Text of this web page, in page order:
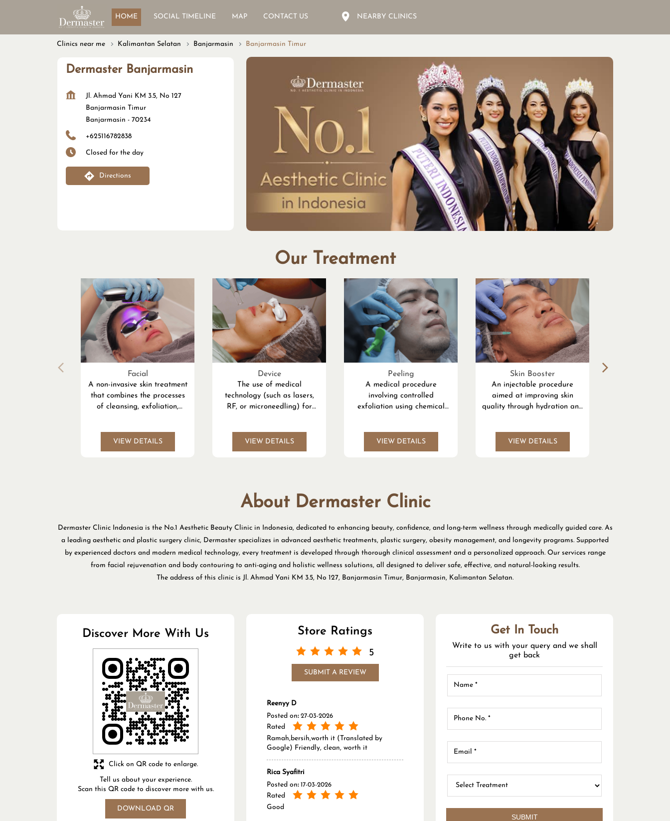
HOME SOCIAL TIMELINE MAP CONTACT US NEARBY CLINICS
Clinics near me Kalimantan Selatan Banjarmasin Banjarmasin Timur
Dermaster Banjarmasin
Jl. Ahmad Yani KM 3.5, No 127
Banjarmasin Timur
Banjarmasin - 70234
+625116782838
Closed for the day
Directions
Our Treatment
Facial
A non-invasive skin treatment
that combines the processes
of cleansing, exfoliation,
VIEW DETAILS
Device
The use of medical
technology (such as lasers,
RF, or microneedling) for
stimulating collagen
regeneration
VIEW DETAILS
Peeling
A medical procedure
involving controlled
exfoliation using chemical
regeneration
VIEW DETAILS
Skin Booster
An injectable procedure
aimed at improving skin
quality through hydration and
facial contours
VIEW DETAILS
About Dermaster Clinic
Dermaster Clinic Indonesia is the No.1 Aesthetic Beauty Clinic in Indonesia, dedicated to enhancing beauty, confidence, and long-term wellness through medically guided care. As
a leading aesthetic and plastic surgery clinic, Dermaster specializes in advanced aesthetic treatments, plastic surgery, obesity management, and longevity programs. Supported
by experienced doctors and modern medical technology, every treatment is developed through thorough clinical assessment and a personalized approach. Our services range
from facial rejuvenation and body contouring to anti-aging and holistic wellness solutions, all designed to deliver safe, effective, and natural-looking results.
The address of this clinic is Jl. Ahmad Yani KM 3.5, No 127, Banjarmasin Timur, Banjarmasin, Kalimantan Selatan.
Discover More With Us
Tell us about your experience.
Scan this QR code to discover more with us.
DOWNLOAD QR
Click on QR code to enlarge.
Store Ratings
5
SUBMIT A REVIEW
Reenyy D
Posted on: 27-03-2026
Rated
Ramah,bersih,worth it (Translated by
Google) Friendly, clean, worth it
Rica Syafitri
Posted on: 17-03-2026
Rated
Good
Get In Touch
Write to us with your query and we shall
get back